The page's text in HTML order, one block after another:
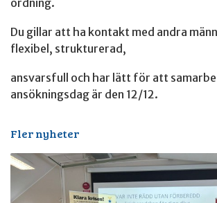
ordning.
Du gillar att ha kontakt med andra
flexibel, strukturerad,
ansvarsfull och har lätt för att
ansökningsdag är den 12/12.
Fler nyheter